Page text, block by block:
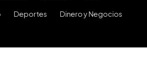
Deportes Dinero y Negocios